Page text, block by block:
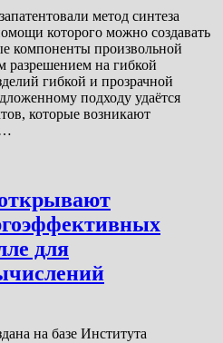
метод синтеза
которого можно создавать
компоненты произвольной
на гибкой
гибкой и прозрачной
подходу удаётся
которые возникают
для
на базе Института